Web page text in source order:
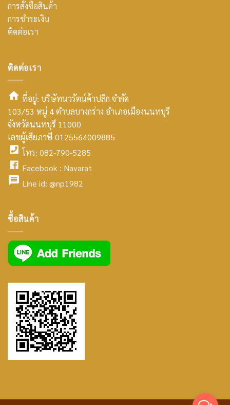
การสั่งซื้อสินค้า
การชำระเงิน
ติดต่อเรา
ติดต่อเรา
smt2
home
icon
ที่อยู่: บริษัทนวรัตน์ค้าปลีก จำกัด
103/53 หมู่ 4 ตำบลบางกร่าง อำเภอเมืองนนทบุรี
จังหวัดนนทบุรี 11000
เลขผู้เสียภาษี 0125564009885
facebook
icon
โทร: 082-790-5285
facebook
Facebook : Navarat
icon
Line id: @np1982
ซื้อสินค้า